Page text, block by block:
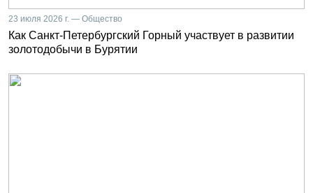
23 июля 2026 г. — Общество
Как Санкт-Петербургский Горный участвует в развитии
золотодобычи в Бурятии